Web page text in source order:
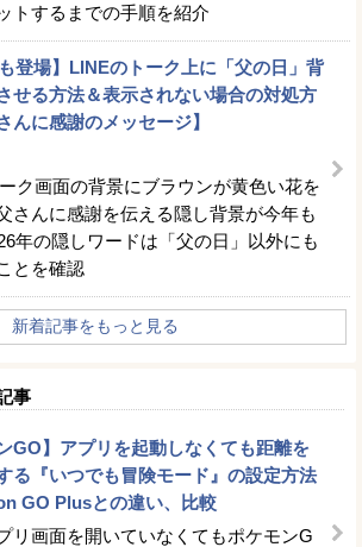
トするまでの手順を紹介
も登場】LINEのトーク上に「父の日」背
せる方法＆表示されない場合の対処方
んに感謝のメッセージ】
ク画面の背景にブラウンが黄色い花を
さんに感謝を伝える隠し背景が今年も
年の隠しワードは「父の日」以外にも
とを確認
新着記事をもっと見る
事
GO】アプリを起動しなくても距離を
る『いつでも冒険モード』の設定方法
GO Plusとの違い、比較
リ画面を開いていなくてもポケモンG